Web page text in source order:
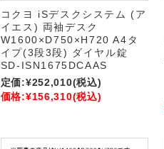
コクヨ iSデスクシステム (ア
イエス) 両袖デスク
W1600×D750×H720 A4タ
イプ(3段3段) ダイヤル錠
SD-ISN1675DCAAS
定価:¥252,010(税込)
価格:¥156,310(税込)